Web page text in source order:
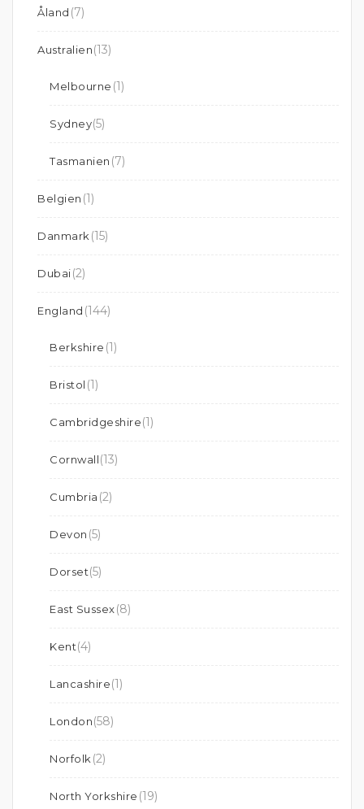
Åland (7)
Australien(13)
Melbourne (1)
Sydney(5)
Tasmanien (7)
Belgien (1)
Danmark (15)
Dubai(2)
England (144)
Berkshire (1)
Bristol (1)
Cambridgeshire(1)
Cornwall(13)
Cumbria (2)
Devon (5)
Dorset(5)
East Sussex(8)
Kent(4)
Lancashire(1)
London(58)
Norfolk (2)
North Yorkshire (19)